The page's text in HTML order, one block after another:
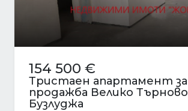
154 500 €
Тристаен апартамент за
продажба Велико Търново
Бузлуджа